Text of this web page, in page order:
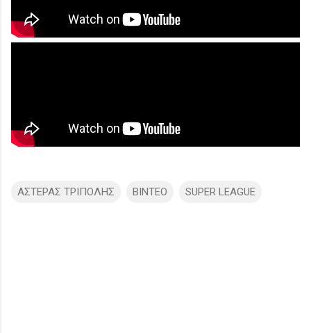
ΑΣΤΕΡΑΣ ΤΡΙΠΟΛΗΣ ΒΙΝΤΕΟ SUPER LEAGUE